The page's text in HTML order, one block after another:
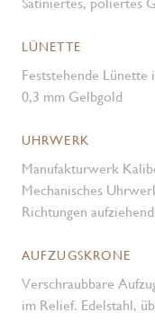
LÜNETTE
Feststehende Lünette
0,3 mm Gelbgold
UHRWERK
Manufakturwerk
Mechanisches
Richtungen
AUFZUGSKRONE
Verschraubbare
im Relief. Edelstahl,